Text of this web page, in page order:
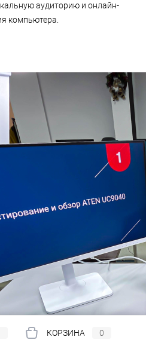
аудиторию и онлайн-
компьютера.
КОРЗИНА 0